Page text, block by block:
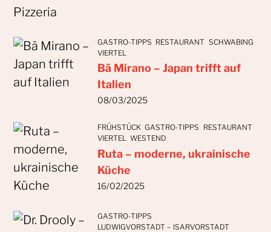
GASTRO-TIPPS RESTAURANT SCHWABING
VIERTEL
Bā Mirano – Japan trifft auf
Italien
08/03/2025
FRÜHSTÜCK GASTRO-TIPPS RESTAURANT
VIERTEL WESTEND
Ruta – moderne, ukrainische
Küche
16/02/2025
GASTRO-TIPPS
LUDWIGVORSTADT – ISARVORSTADT